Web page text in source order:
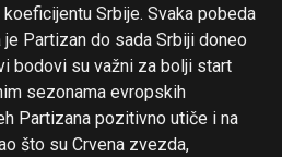
Srbije. Svaka pobeda
Partizan do sada Srbiji doneo
bodovi su važni za bolji start
sezonama evropskih
Partizana pozitivno utiče i na
što su Crvena zvezda,